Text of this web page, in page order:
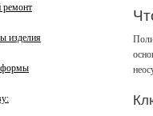
ремонт
изделия
формы